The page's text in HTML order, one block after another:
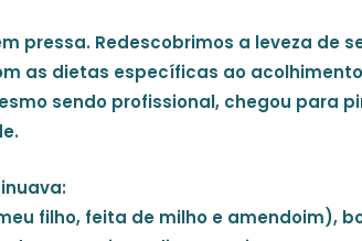
pressa. Redescobrimos a leveza de
as dietas específicas ao acolhimento
sendo profissional, chegou para
filho, feita de milho e amendoim),